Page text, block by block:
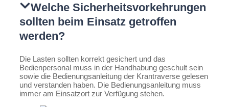
Welche Sicherheitsvorkehrungen
sollten beim Einsatz getroffen
werden?
Die Lasten sollten korrekt gesichert und das
Bedienpersonal muss in der Handhabung geschult sein
sowie die Bedienungsanleitung der Krantraverse gelesen
und verstanden haben. Die Bedienungsanleitung muss
immer am Einsatzort zur Verfügung stehen.